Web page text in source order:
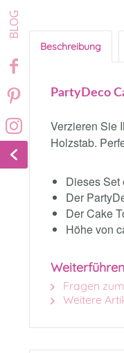
Beschreibung
PartyDeco
Verzieren Sie
Holzstab.
Dieses Set
Der
Der Cake
Höhe von
Fragen
Weitere